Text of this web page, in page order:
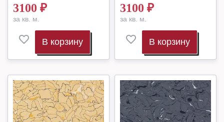
3100 ₽
за кв. м.
В корзину
3100 ₽
за кв. м.
В корзину